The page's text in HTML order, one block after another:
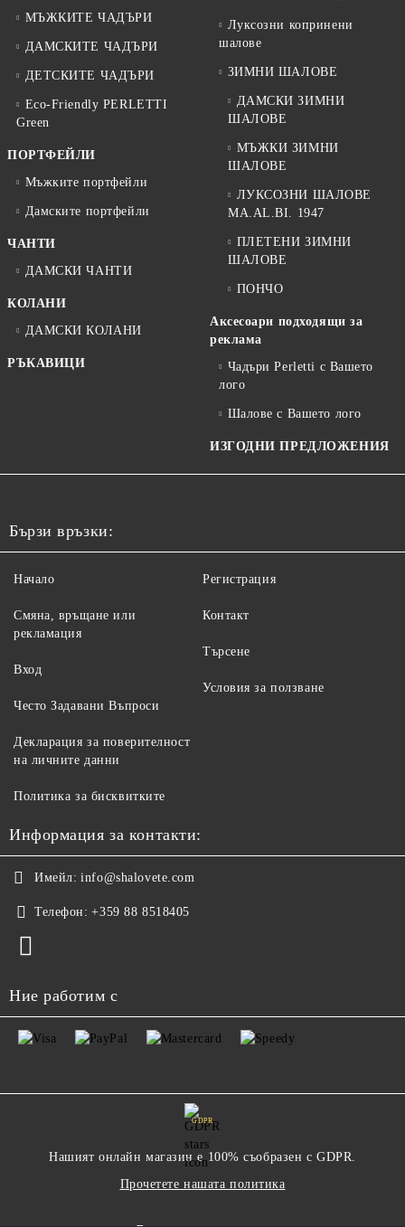
МЪЖКИТЕ ЧАДЪРИ
ДАМСКИТЕ ЧАДЪРИ
ДЕТСКИТЕ ЧАДЪРИ
Eco-Friendly PERLETTI
Green
ПОРТФЕЙЛИ
Мъжките портфейли
Дамските портфейли
ЧАНТИ
ДАМСКИ ЧАНТИ
КОЛАНИ
ДАМСКИ КОЛАНИ
РЪКАВИЦИ
Луксозни копринени
шалове
ЗИМНИ ШАЛОВЕ
ДАМСКИ ЗИМНИ
ШАЛОВЕ
МЪЖКИ ЗИМНИ
ШАЛОВЕ
ЛУКСОЗНИ ШАЛОВЕ
MA.AL.BI. 1947
ПЛЕТЕНИ ЗИМНИ
ШАЛОВЕ
ПОНЧО
Аксесоари подходящи за
реклама
Чадъри Perletti с Вашето
лого
Шалове с Вашето лого
ИЗГОДНИ ПРЕДЛОЖЕНИЯ
Бързи връзки:
Начало
Смяна, връщане или
рекламация
Вход
Често Задавани Въпроси
Регистрация
Контакт
Търсене
Условия за ползване
Декларация за поверителност
на личните данни
Политика за бисквитките
Информация за контакти:
Имейл: info@shalovete.com
Телефон: +359 88 8518405
Ние работим с
GDPR
Нашият онлайн магазин е 100% съобразен с GDPR.
Прочетете нашата политика